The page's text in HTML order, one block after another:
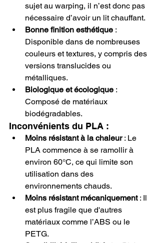
sujet au warping, il n’est donc pas
nécessaire d’avoir un lit chauffant.
Bonne finition esthétique :
Disponible dans de nombreuses
couleurs et textures, y compris des
versions translucides ou
métalliques.
Biologique et écologique :
Composé de matériaux
biodégradables.
Inconvénients du PLA :
Moins résistant à la chaleur : Le
PLA commence à se ramollir à
environ 60°C, ce qui limite son
utilisation dans des
environnements chauds.
Moins résistant mécaniquement : Il
est plus fragile que d'autres
matériaux comme l’ABS ou le
PETG.